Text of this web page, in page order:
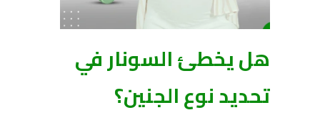
هل يخطئ السونار في
تحديد نوع الجنين؟